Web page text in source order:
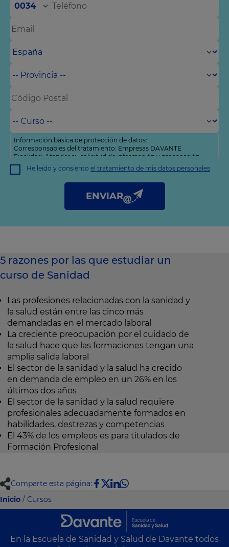
0034
Información básica de protección de datos:
Corresponsables del tratamiento: Empresas DAVANTE
Finalidad: Atender su solicitud de información y prospección
comercial
Derechos: Puede acceder, rectificar y suprimir sus datos, así
como otros derechos tal y como se explica en nuestra
He leído y consiento el tratamiento de mis datos personales
ENVIAR
5 razones por las que estudiar un
curso de Sanidad
Las profesiones relacionadas con la sanidad y
la salud están entre las cinco más
demandadas en el mercado laboral
La creciente preocupación por el cuidado de
la salud hace que las formaciones tengan una
amplia salida laboral
El sector de la sanidad y la salud ha crecido
en demanda de empleo en un 26% en los
últimos dos años
El sector de la sanidad y la salud requiere
profesionales adecuadamente formados en
habilidades, destrezas y competencias
El 43% de los empleos es para titulados de
Formación Profesional
Comparte esta página:
Inicio / Cursos
En la Escuela de Sanidad y Salud de Davante todos